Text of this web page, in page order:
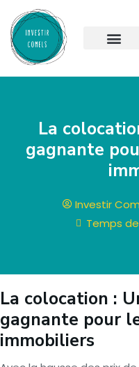
La
gagnante
Investir
Temps
La colocation :
gagnante pour
immobiliers